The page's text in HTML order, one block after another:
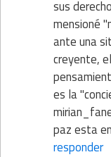
sus
mensioné
ante una
creyente,
es la
paz esta
responder